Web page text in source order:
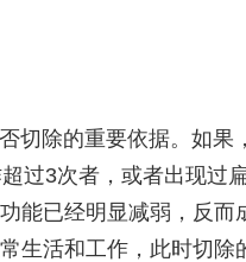
切除的重要依据。如
过3次者，或者出现过
能已经明显减弱，反而
生活和工作，此时切除